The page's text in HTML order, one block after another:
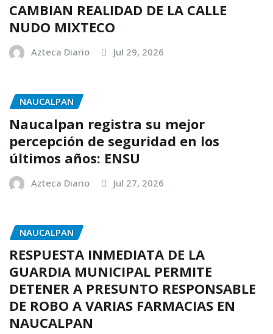
CAMBIAN REALIDAD DE LA CALLE
NUDO MIXTECO
Azteca Diario Jul 29, 2026
NAUCALPAN
Naucalpan registra su mejor
percepción de seguridad en los
últimos años: ENSU
Azteca Diario Jul 27, 2026
NAUCALPAN
RESPUESTA INMEDIATA DE LA
GUARDIA MUNICIPAL PERMITE
DETENER A PRESUNTO RESPONSABLE
DE ROBO A VARIAS FARMACIAS EN
NAUCALPAN